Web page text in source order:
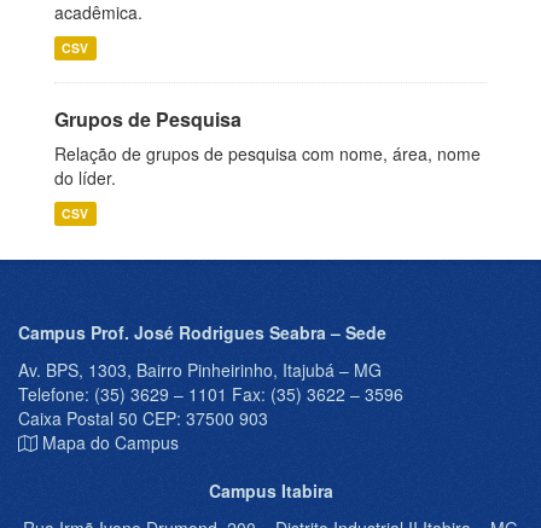
acadêmica.
CSV
Grupos de Pesquisa
Relação de grupos de pesquisa com nome, área, nome
do líder.
CSV
Campus Prof. José Rodrigues Seabra – Sede
Av. BPS, 1303, Bairro Pinheirinho, Itajubá – MG
Telefone: (35) 3629 – 1101 Fax: (35) 3622 – 3596
Caixa Postal 50 CEP: 37500 903
Mapa do Campus
Campus Itabira